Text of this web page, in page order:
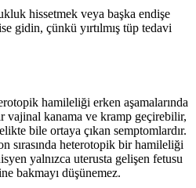
hissetmek veya başka endişe
gidin, çünkü yırtılmış tüp tedavi
hamileliği erken aşamalarında
vajinal kanama ve kramp geçirebilir,
bile ortaya çıkan semptomlardır.
sırasında heterotopik bir hamileliği
yalnızca uterusta gelişen fetusu
bakmayı düşünemez.